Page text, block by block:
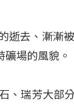
逝去、漸漸
場的風貌。
、瑞芳大部